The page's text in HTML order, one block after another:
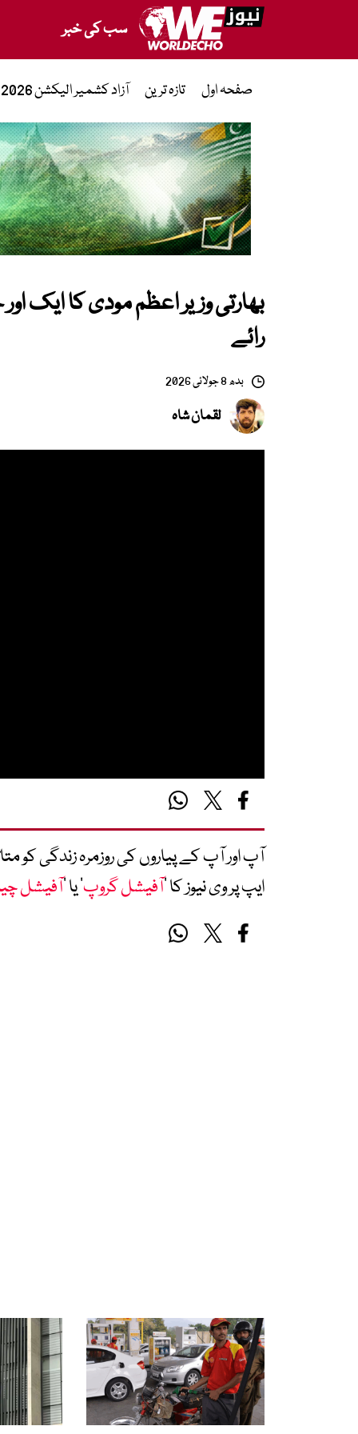
سب کی خبر
صفحہ اول تازہ ترین آزاد کشمیر الیکشن 2026
بھارتی وزیر اعظم مودی کا ایک
رائے
بدھ 8 جولائی 2026
لقمان شاہ
آپ اور آپ کے پیاروں کی روزمرہ زندگی کو
ایپ پر وی نیوز کا ’آفیشل گروپ‘ یا ’آفیشل